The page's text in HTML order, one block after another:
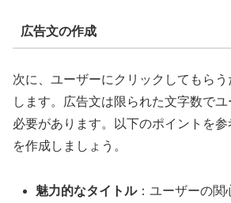
広告文の作成
次に、ユーザーにクリックしてもら
します。広告文は限られた文字数でユ
必要があります。以下のポイントを
を作成しましょう。
魅力的なタイトル：ユーザーの関